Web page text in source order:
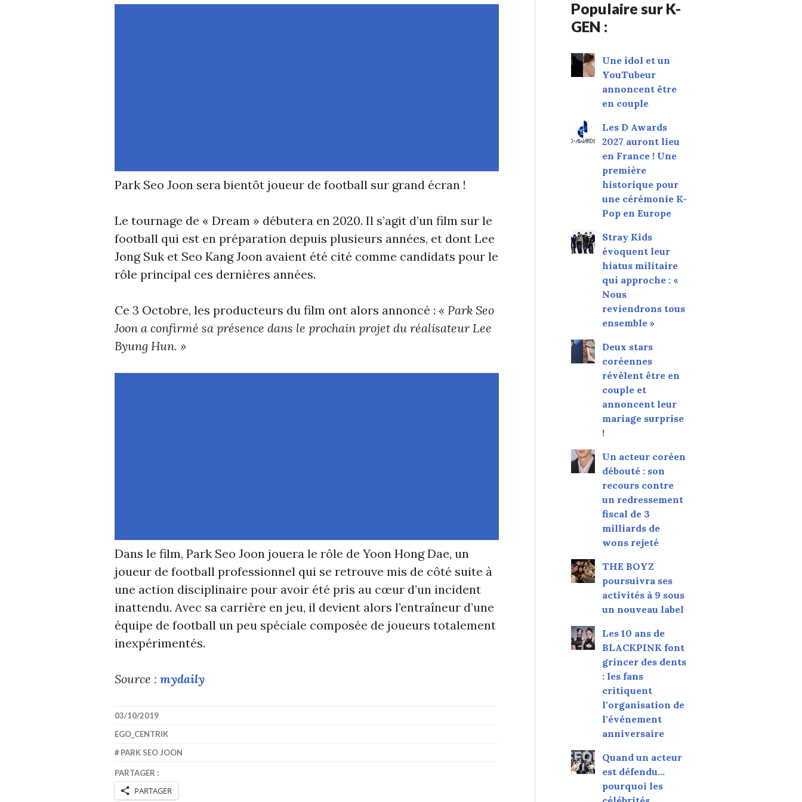
Park Seo Joon sera bientôt joueur de football sur grand écran !
Le tournage de « Dream » débutera en 2020. Il s’agit d’un film sur le
football qui est en préparation depuis plusieurs années, et dont Lee
Jong Suk et Seo Kang Joon avaient été cité comme candidats pour le
rôle principal ces dernières années.
Ce 3 Octobre, les producteurs du film ont alors annoncé : « Park Seo
Joon a confirmé sa présence dans le prochain projet du réalisateur Lee
Byung Hun. »
Dans le film, Park Seo Joon jouera le rôle de Yoon Hong Dae, un
joueur de football professionnel qui se retrouve mis de côté suite à
une action disciplinaire pour avoir été pris au cœur d’un incident
inattendu. Avec sa carrière en jeu, il devient alors l’entraîneur d’une
équipe de football un peu spéciale composée de joueurs totalement
inexpérimentés.
Source : mydaily
03/10/2019
EGO_CENTRIK
PARK SEO JOON
PARTAGER :
PARTAGER
Populaire sur K-
GEN :
Une idol et un
YouTubeur
annoncent être
en couple
Les D Awards
2027 auront lieu
en France ! Une
première
historique pour
une cérémonie K-
Pop en Europe
Stray Kids
évoquent leur
hiatus militaire
qui approche : «
Nous
reviendrons tous
ensemble »
Deux stars
coréennes
révèlent être en
couple et
annoncent leur
mariage surprise
!
Un acteur coréen
débouté : son
recours contre
un redressement
fiscal de 3
milliards de
wons rejeté
THE BOYZ
poursuivra ses
activités à 9 sous
un nouveau label
Les 10 ans de
BLACKPINK font
grincer des dents
: les fans
critiquent
l'organisation de
l'événement
anniversaire
Quand un acteur
est défendu…
pourquoi les